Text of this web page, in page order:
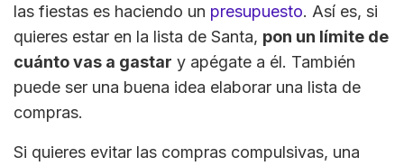
las fiestas es haciendo un presupuesto. Así es, si
quieres estar en la lista de Santa, pon un límite de
cuánto vas a gastar y apégate a él. También
puede ser una buena idea elaborar una lista de
compras.
Si quieres evitar las compras compulsivas, una